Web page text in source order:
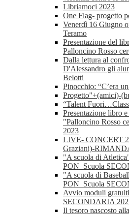
Libriamoci 2023
One Flag- progetto
Venerdì 16 Giugno
Teramo
Presentazione del
Palloncino Rosso
Dalla lettura al
D'Alessandro gli
Belotti
Pinocchio: “C’era
Progetto"+(amici)-
“Talent
Presentazione libro
"Palloncino Rosso
2023
LIVE- CONCERT
Graziani)-
"A scuola di
PON_Scuola
"A scuola di
PON_Scuola
Avvio moduli
SECONDARIA
Il tesoro nascosto